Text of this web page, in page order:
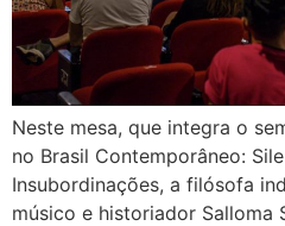
Neste mesa, que integra o
no Brasil Contemporâneo:
Insubordinações, a filósofa
músico e historiador Salloma